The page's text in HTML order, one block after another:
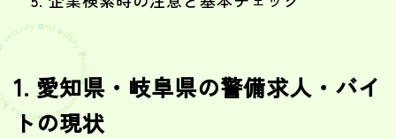
1. 愛知県・岐阜県の警備求人・バイ
トの現状